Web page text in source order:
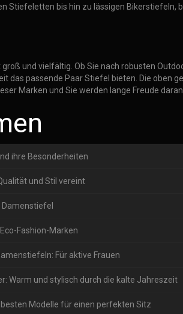
Stiefeletten bis hin zu lässigen Bikerstiefeln,
und vielfältig. Ob Sie nach robusten
das passende Paar Stiefel bieten. Die oben
Marken und Sie werden lange Freude daran
ihre Besonderheiten
und Stil vereint
Fashion-Marken
Für aktive Frauen
Warm und stylisch durch die kalte Jahreszeit
Modelle für einen perfekten Sitz